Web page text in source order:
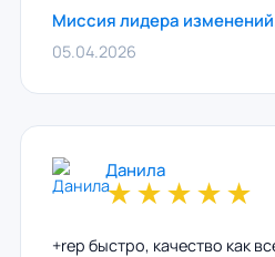
Миссия лидера
05.04.2026
Данила
★★★★★
+rep быстро, качество как